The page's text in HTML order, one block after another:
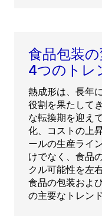
食品包装の
4つのトレ
熱成形は、長年
役割を果たして
な転換期を迎え
化、コストの上
ールの生産ライ
けでなく、食品
クル可能性を左
食品の包装およ
の主要なトレン